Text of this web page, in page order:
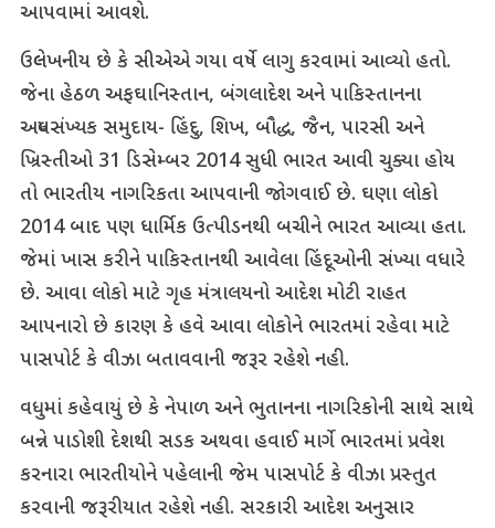
આપવામાં આવશે.
ઉલ્લેખનીય છે કે સીએએ ગયા વર્ષે લાગુ કરવામાં આવ્યો હતો.
જેના હેઠળ અફઘાનિસ્તાન, બંગલાદેશ અને પાકિસ્તાનના
અલ્પસંખ્યક સમુદાય- હિંદુ, શિખ, બૌદ્ધ, જૈન, પારસી અને
ખ્રિસ્તીઓ 31 ડિસેમ્બર 2014 સુધી ભારત આવી ચુક્યા હોય
તો ભારતીય નાગરિકતા આપવાની જોગવાઈ છે. ઘણા લોકો
2014 બાદ પણ ધાર્મિક ઉત્પીડનથી બચીને ભારત આવ્યા હતા.
જેમાં ખાસ કરીને પાકિસ્તાનથી આવેલા હિંદૂઓની સંખ્યા વધારે
છે. આવા લોકો માટે ગૃહ મંત્રાલયનો આદેશ મોટી રાહત
આપનારો છે કારણ કે હવે આવા લોકોને ભારતમાં રહેવા માટે
પાસપોર્ટ કે વીઝા બતાવવાની જરૂર રહેશે નહી.
વધુમાં કહેવાયું છે કે નેપાળ અને ભુતાનના નાગરિકોની સાથે સાથે
બન્ને પાડોશી દેશથી સડક અથવા હવાઈ માર્ગે ભારતમાં પ્રવેશ
કરનારા ભારતીયોને પહેલાની જેમ પાસપોર્ટ કે વીઝા પ્રસ્તુત
કરવાની જરૂરીયાત રહેશે નહી. સરકારી આદેશ અનુસાર